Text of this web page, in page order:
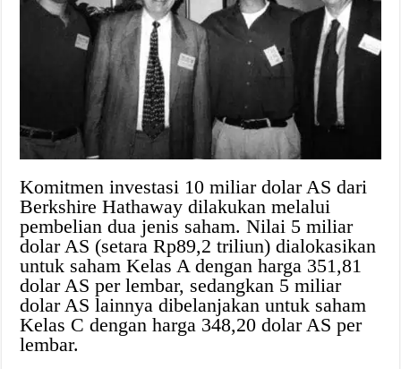
Komitmen investasi 10 miliar dolar AS dari
Berkshire Hathaway dilakukan melalui
pembelian dua jenis saham. Nilai 5 miliar
dolar AS (setara Rp89,2 triliun) dialokasikan
untuk saham Kelas A dengan harga 351,81
dolar AS per lembar, sedangkan 5 miliar
dolar AS lainnya dibelanjakan untuk saham
Kelas C dengan harga 348,20 dolar AS per
lembar.